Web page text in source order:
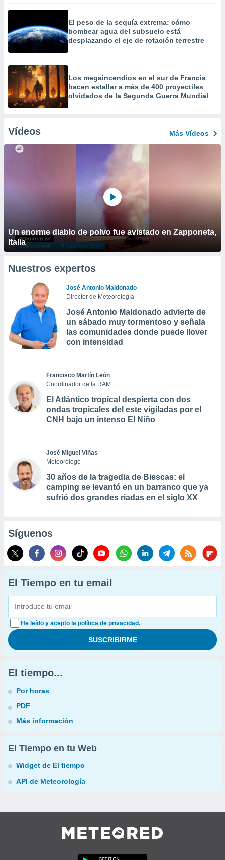
El peso de la sequía extrema: cómo
bombear agua del subsuelo está
desplazando el eje de rotación terrestre
Los megaincendios en el sur de Francia
hacen estallar a más de 400 proyectiles
olvidados de la Segunda Guerra Mundial
Vídeos Más Vídeos
Un enorme diablo de polvo fue avistado en Zapponeta,
Italia
Nuestros expertos
José Antonio Maldonado
Director de Meteorología
José Antonio Maldonado advierte de
un sábado muy tormentoso y señala
las comunidades donde puede llover
con intensidad
Francisco Martín León
Coordinador de la RAM
El Atlántico tropical despierta con dos
ondas tropicales del este vigiladas por el
CNH bajo un intenso El Niño
José Miguel Viñas
Meteorólogo
30 años de la tragedia de Biescas: el
camping se levantó en un barranco que ya
sufrió dos grandes riadas en el siglo XX
Síguenos
El Tiempo en tu email
He leído y acepto la política de privacidad.
El tiempo...
Por horas
PDF
Más información
El Tiempo en tu Web
Widget de El tiempo
API de Meteorología